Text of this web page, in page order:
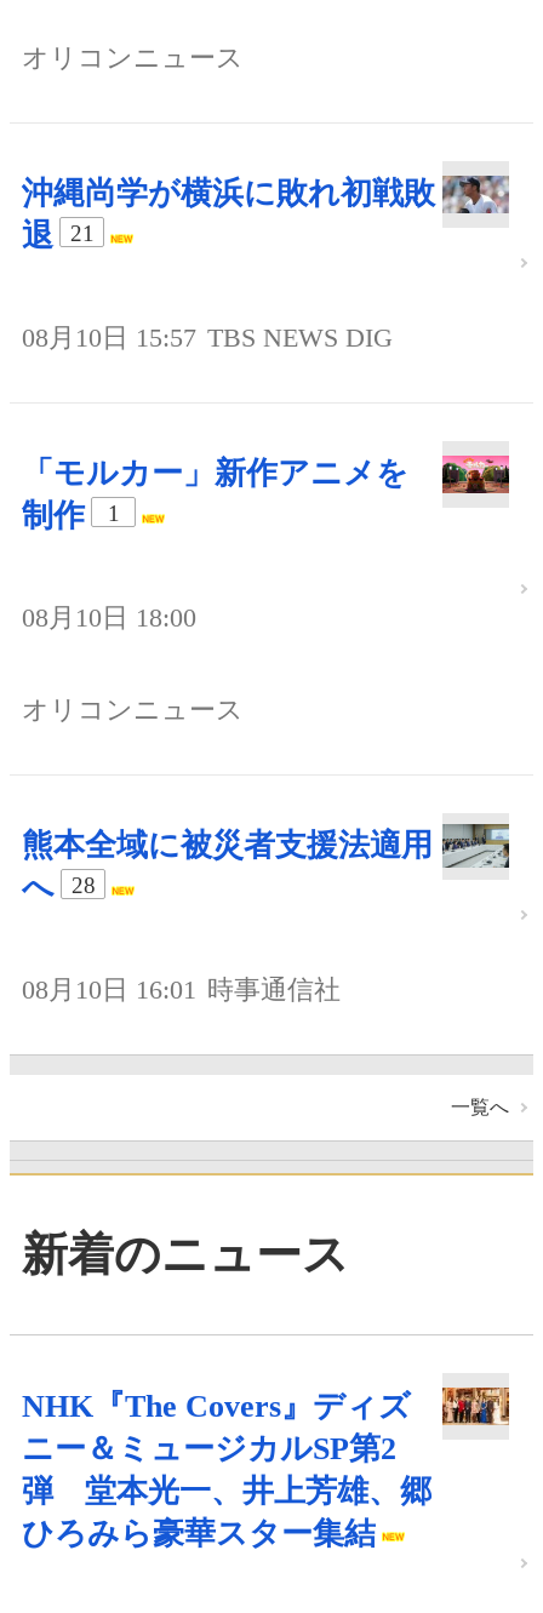
オリコンニュース
沖縄尚学が横浜に敗れ初戦敗
退
21
08月10日 15:57 TBS NEWS DIG
「モルカー」新作アニメを
制作
1
08月10日 18:00
オリコンニュース
熊本全域に被災者支援法適用
へ
28
08月10日 16:01 時事通信社
一覧へ
新着のニュース
NHK『The Covers』ディズ
ニー＆ミュージカルSP第2
弾 堂本光一、井上芳雄、郷
ひろみら豪華スター集結